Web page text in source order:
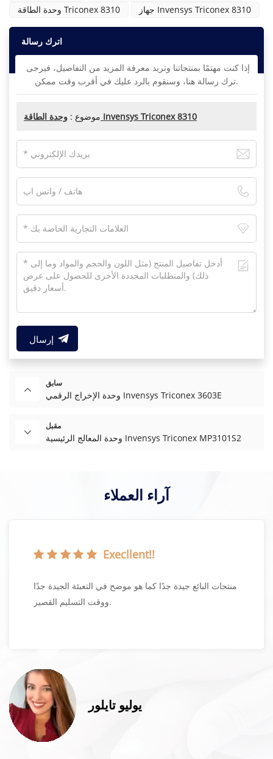
وحدة الطاقة Triconex 8310
جهاز Invensys Triconex 8310
اترك رسالة
ترك رسالة هنا، وسنقوم بالرد عليك في أقرب وقت ممكن.
موضوع : وحدة الطاقة Invensys Triconex 8310
إرسال
سابق
وحدة الإخراج الرقمي Invensys Triconex 3603E
مقبل
وحدة المعالج الرئيسية Invensys Triconex MP3101S2
آراء العملاء
Execllent!!
منتجات البائع جيدة جدًا كما هو موضح في التعبئة الجيدة جدًا
ووقت التسليم القصير.
يوليو تايلور